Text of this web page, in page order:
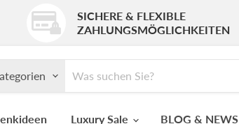
SICHERE & FLEXIBLE
ZAHLUNGSMÖGLICHKEITEN
Luxury Sale BLOG & NEWS